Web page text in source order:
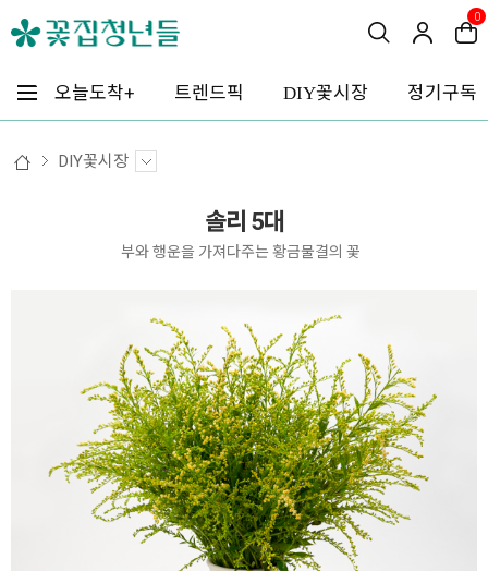
0
오늘도착+ 트렌드픽 DIY꽃시장 정기구독
DIY꽃시장
솔리 5대
부와 행운을 가져다주는 황금물결의 꽃